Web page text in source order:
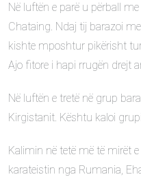
Në luftën e parë u përball
Chataing. Ndaj tij barazoi
kishte mposhtur pikërisht
Ajo fitore i hapi rrugën drejt
Në luftën e tretë në grup
Kirgistanit. Kështu kaloi
Kalimin në tetë më të mirët
karateistin nga Rumania,